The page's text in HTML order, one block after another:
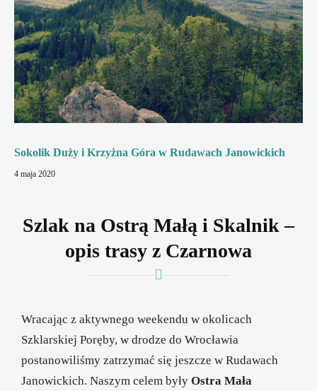
Sokolik Duży i Krzyżna Góra w Rudawach Janowickich
4 maja 2020
Szlak na Ostrą Małą i Skalnik –
opis trasy z Czarnowa
Wracając z aktywnego weekendu w okolicach
Szklarskiej Poręby, w drodze do Wrocławia
postanowiliśmy zatrzymać się jeszcze w Rudawach
Janowickich. Naszym celem były Ostra Mała